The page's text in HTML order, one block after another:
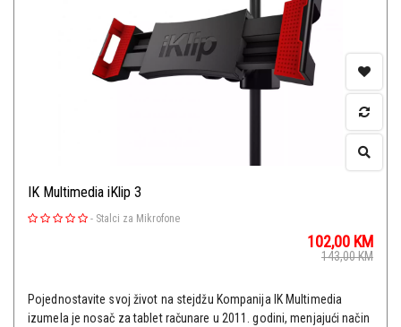
IK Multimedia iKlip 3
- Stalci za Mikrofone
102,00 KM
143,00KM
Pojednostavite svoj život na stejdžu Kompanija IK Multimedia
izumela je nosač za tablet računare u 2011. godini, menjajući način